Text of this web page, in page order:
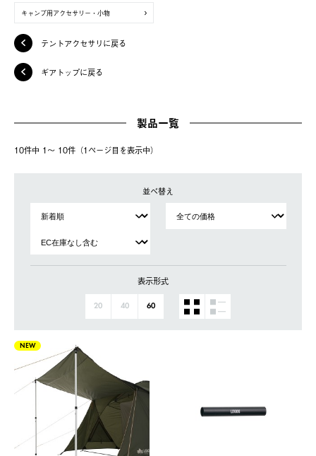
キャンプ用アクセサリー・小物
テントアクセサリに戻る
ギアトップに戻る
製品一覧
10件中 1〜 10件（1ページ⽬を表⽰中）
並べ替え
表示形式
20 40 60
NEW